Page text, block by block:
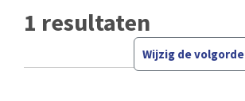
1 resultaten
Wijzig de volgorde